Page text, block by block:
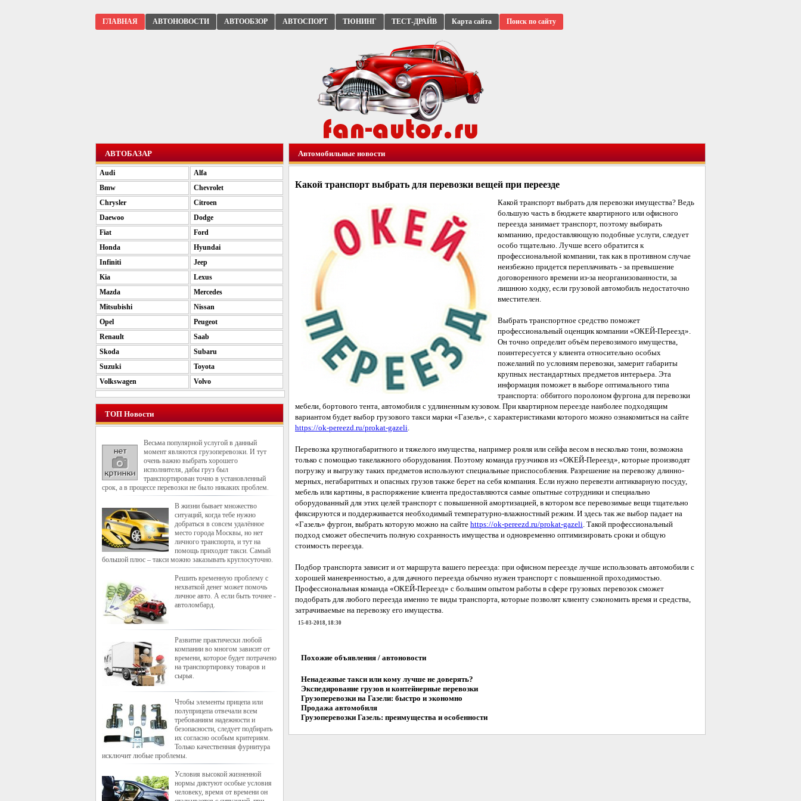
ГЛАВНАЯ АВТОНОВОСТИ АВТООБЗОР АВТОСПОРТ ТЮНИНГ ТЕСТ-ДРАЙВ Карта сайта Поиск по сайту
Автомобильные новости
Какой транспорт выбрать для перевозки вещей при переезде
Какой транспорт выбрать для перевозки имущества? Ведь
большую часть в бюджете квартирного или офисного
переезда занимает транспорт, поэтому выбирать
компанию, предоставляющую подобные услуги, следует
особо тщательно. Лучше всего обратится к
профессиональной компании, так как в противном случае
неизбежно придется переплачивать - за превышение
договоренного времени из-за неорганизованности, за
лишнюю ходку, если грузовой автомобиль недостаточно
вместителен.
Выбрать транспортное средство поможет
профессиональный оценщик компании «ОКЕЙ-Переезд».
Он точно определит объём перевозимого имущества,
поинтересуется у клиента относительно особых
пожеланий по условиям перевозки, замерит габариты
крупных нестандартных предметов интерьера. Эта
информация поможет в выборе оптимального типа
транспорта: оббитого поролоном фургона для перевозки
мебели, бортового тента, автомобиля с удлиненным кузовом. При квартирном переезде наиболее подходящим
вариантом будет выбор грузового такси марки «Газель», с характеристиками которого можно ознакомиться на сайте
https://ok-pereezd.ru/prokat-gazeli.
Перевозка крупногабаритного и тяжелого имущества, например рояля или сейфа весом в несколько тонн, возможна
только с помощью такелажного оборудования. Поэтому команда грузчиков из «ОКЕЙ-Переезд», которые производят
погрузку и выгрузку таких предметов используют специальные приспособления. Разрешение на перевозку длинно-
мерных, негабаритных и опасных грузов также берет на себя компания. Если нужно перевезти антикварную посуду,
мебель или картины, в распоряжение клиента предоставляются самые опытные сотрудники и специально
оборудованный для этих целей транспорт с повышенной амортизацией, в котором все перевозимые вещи тщательно
фиксируются и поддерживается необходимый температурно-влажностный режим. И здесь так же выбор падает на
«Газель» фургон, выбрать которую можно на сайте https://ok-pereezd.ru/prokat-gazeli. Такой профессиональный
подход сможет обеспечить полную сохранность имущества и одновременно оптимизировать сроки и общую
стоимость переезда.
Подбор транспорта зависит и от маршрута вашего переезда: при офисном переезде лучше использовать автомобили с
хорошей маневренностью, а для дачного переезда обычно нужен транспорт с повышенной проходимостью.
Профессиональная команда «ОКЕЙ-Переезд» с большим опытом работы в сфере грузовых перевозок сможет
подобрать для любого переезда именно те виды транспорта, которые позволят клиенту сэкономить время и средства,
затрачиваемые на перевозку его имущества.
15-03-2018, 18:30
Похожие объявления / автоновости
Ненадежные такси или кому лучше не доверять?
Экспедирование грузов и контейнерные перевозки
Грузоперевозки на Газели: быстро и экономно
Продажа автомобиля
Грузоперевозки Газель: преимущества и особенности
АВТОБАЗАР
Audi
Alfa
Bmw
Chevrolet
Chrysler
Citroen
Daewoo
Dodge
Fiat
Ford
Honda
Hyundai
Infiniti
Jeep
Kia
Lexus
Mazda
Mercedes
Mitsubishi
Nissan
Opel
Peugeot
Renault
Saab
Skoda
Subaru
Suzuki
Toyota
Volkswagen
Volvo
ТОП Новости
Весьма популярной услугой в данный
момент являются грузоперевозки. И тут
очень важно выбрать хорошего
исполнителя, дабы груз был
транспортирован точно в установленный
срок, а в процессе перевозки не было никаких проблем.
В жизни бывает множество
ситуаций, когда тебе нужно
добраться в совсем удалённое
место города Москвы, но нет
личного транспорта, и тут на
помощь приходит такси. Самый
большой плюс – такси можно заказывать круглосуточно.
Решить временную проблему с
нехваткой денег может помочь
личное авто. А если быть точнее -
автоломбард.
Развитие практически любой
компании во многом зависит от
времени, которое будет потрачено
на транспортировку товаров и
сырья.
Чтобы элементы прицепа или
полуприцепа отвечали всем
требованиям надежности и
безопасности, следует подбирать
их согласно особым критериям.
Только качественная фурнитура
исключит любые проблемы.
Условия высокой жизненной
нормы диктуют особые условия
человеку, время от времени он